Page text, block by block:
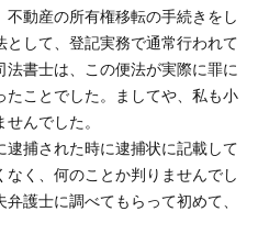
動産の所有権移転の手続きをし
として、登記実務で通常行われて
書士は、この便法が実際に罪に
ことでした。ましてや、私も小
んでした。
捕された時に逮捕状に記載して
く、何のことか判りませんでし
護士に調べてもらって初めて、